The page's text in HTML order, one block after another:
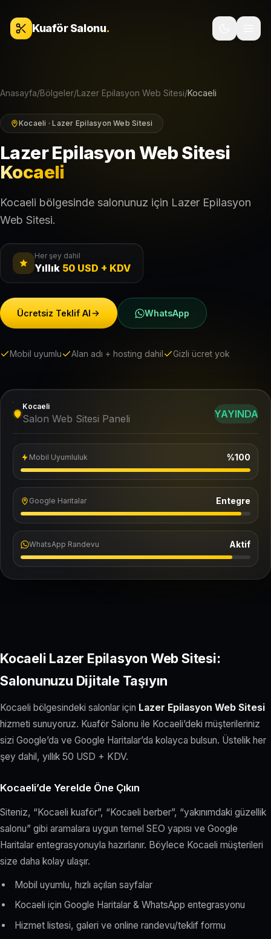
Kuaför Salonu.
Anasayfa/Bölgeler/Lazer Epilasyon Web Sitesi/Kocaeli
Kocaeli · Lazer Epilasyon Web Sitesi
Lazer Epilasyon Web Sitesi
Kocaeli
Kocaeli bölgesinde salonunuz için Lazer Epilasyon
Web Sitesi.
Her şey dahil
Yıllık 50 USD + KDV
Ücretsiz Teklif Al WhatsApp
Mobil uyumlu Alan adı + hosting dahil Gizli ücret yok
Kocaeli
Salon Web Sitesi Paneli YAYINDA
Mobil Uyumluluk %100
Google Haritalar Entegre
WhatsApp Randevu Aktif
Kocaeli Lazer Epilasyon Web Sitesi:
Salonunuzu Dijitale Taşıyın
Kocaeli bölgesindeki salonlar için Lazer Epilasyon Web Sitesi
hizmeti sunuyoruz. Kuaför Salonu ile Kocaeli’deki müşterileriniz
sizi Google’da ve Google Haritalar’da kolayca bulsun. Üstelik her
şey dahil, yıllık 50 USD + KDV.
Kocaeli’de Yerelde Öne Çıkın
Siteniz, “Kocaeli kuaför”, “Kocaeli berber”, “yakınımdaki güzellik
salonu” gibi aramalara uygun temel SEO yapısı ve Google
Haritalar entegrasyonuyla hazırlanır. Böylece Kocaeli müşterileri
size daha kolay ulaşır.
Mobil uyumlu, hızlı açılan sayfalar
Kocaeli için Google Haritalar & WhatsApp entegrasyonu
Hizmet listesi, galeri ve online randevu/teklif formu